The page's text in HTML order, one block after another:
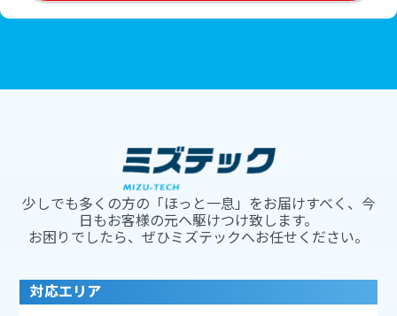
少しでも多くの方の「ほっと一息」をお届けすべく、今
日もお客様の元へ駆けつけ致します。
お困りでしたら、ぜひミズテックへお任せください。
対応エリア